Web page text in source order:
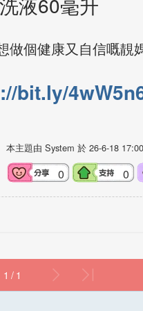
做個健康又自信嘅靚
bit.ly/
本主題由 System 於 26-6-18 17:00
0 0
1 / 1